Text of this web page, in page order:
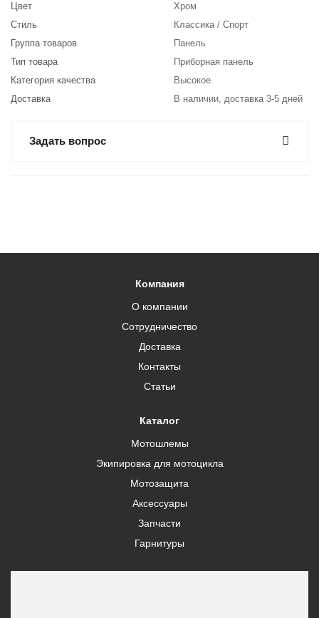
Цвет
Хром
Стиль
Классика / Спорт
Группа товаров
Панель
Тип товара
Приборная панель
Категория качества
Высокое
Доставка
В наличии, доставка 3-5 дней
Задать вопрос
Компания
О компании
Сотрудничество
Доставка
Контакты
Статьи
Каталог
Мотошлемы
Экипировка для мотоцикла
Мотозащита
Аксессуары
Запчасти
Гарнитуры